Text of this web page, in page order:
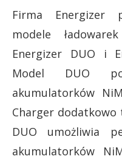
Firma Energizer
modele
Energizer DUO i
Model DUO
akumulatorków
Charger dodatkowo
DUO umożliwia
akumulatorków